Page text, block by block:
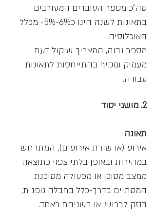
סה"כ מספר העובדים המעורבים
בתאונות לשנה הינו כ6%-5%- מכלל
האוכלוסיה.
מספר גבוה, המצריך שיקול דעת
מעמיק ומקיף בהתייחסות לתאונות
עבודה.
2. מושגי יסוד
תאונה
אירוע (או שורת אירועים), המתרחש
במהירות ובאופן בלתי צפוי כתוצאה
ממצב מסוכן או מפעולה מסוכנת
המסתיים בדרך-כלל בחבלה גופנית,
בנזק לרכוש, או בשניהם כאחד.